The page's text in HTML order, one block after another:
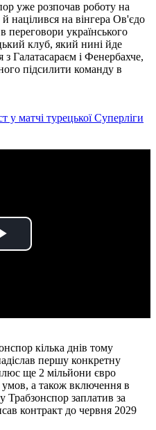
уже розпочав роботу на
націлився на вінгера Ов'єдо
українського
клуб, який нині йде
з Галатасараєм і Фенербахче,
підсилити команду в
у матчі турецької Суперліги
Play
кілька днів тому
першу конкретну
ще 2 мільйони євро
а також включення в
Трабзонспор заплатив за
контракт до червня 2029